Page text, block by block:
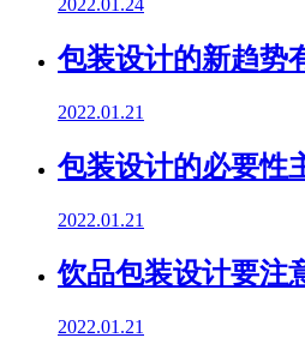
2022.01.24
包装设计的新趋势
2022.01.21
包装设计的必要性
2022.01.21
饮品包装设计要注
2022.01.21